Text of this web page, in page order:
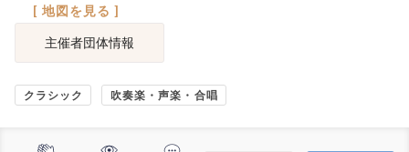
[ 地図を見る ]
主催者団体情報
クラシック 吹奏楽・声楽・合唱